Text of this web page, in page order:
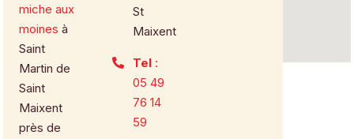
miche aux
moines à
Saint
Martin de
Saint
Maixent
près de
St
Maixent
Tel:
05 49
76 14
59